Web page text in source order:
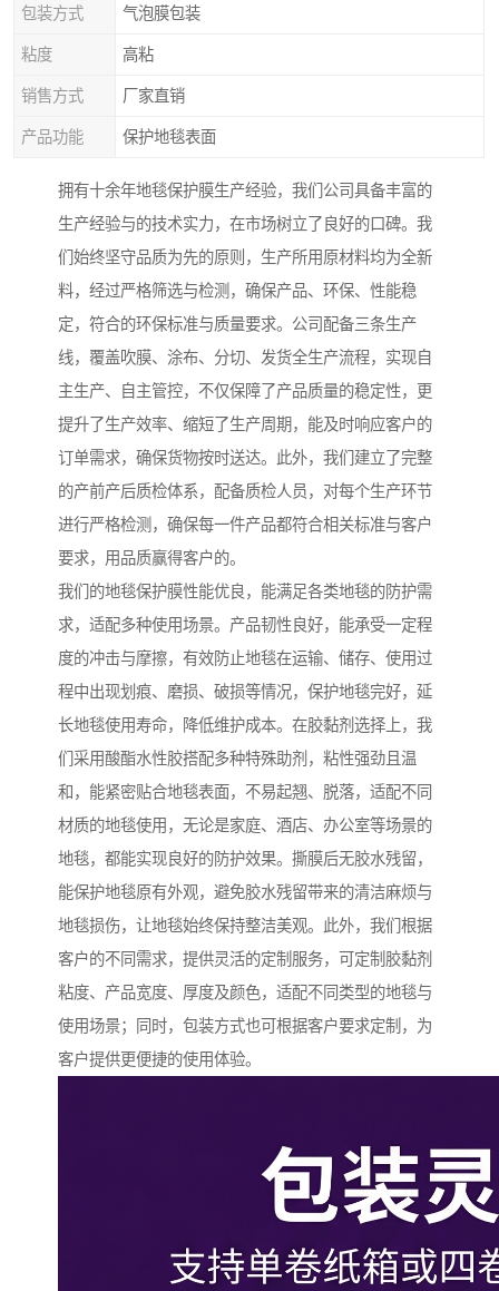
包装方式 气泡膜包装
粘度 高粘
销售方式 厂家直销
产品功能 保护地毯表面
拥有十余年地毯保护膜生产经验，我们公司具备丰富的
生产经验与的技术实力，在市场树立了良好的口碑。我
们始终坚守品质为先的原则，生产所用原材料均为全新
料，经过严格筛选与检测，确保产品、环保、性能稳
定，符合的环保标准与质量要求。公司配备三条生产
线，覆盖吹膜、涂布、分切、发货全生产流程，实现自
主生产、自主管控，不仅保障了产品质量的稳定性，更
提升了生产效率、缩短了生产周期，能及时响应客户的
订单需求，确保货物按时送达。此外，我们建立了完整
的产前产后质检体系，配备质检人员，对每个生产环节
进行严格检测，确保每一件产品都符合相关标准与客户
要求，用品质赢得客户的。
我们的地毯保护膜性能优良，能满足各类地毯的防护需
求，适配多种使用场景。产品韧性良好，能承受一定程
度的冲击与摩擦，有效防止地毯在运输、储存、使用过
程中出现划痕、磨损、破损等情况，保护地毯完好，延
长地毯使用寿命，降低维护成本。在胶黏剂选择上，我
们采用酸酯水性胶搭配多种特殊助剂，粘性强劲且温
和，能紧密贴合地毯表面，不易起翘、脱落，适配不同
材质的地毯使用，无论是家庭、酒店、办公室等场景的
地毯，都能实现良好的防护效果。撕膜后无胶水残留，
能保护地毯原有外观，避免胶水残留带来的清洁麻烦与
地毯损伤，让地毯始终保持整洁美观。此外，我们根据
客户的不同需求，提供灵活的定制服务，可定制胶黏剂
粘度、产品宽度、厚度及颜色，适配不同类型的地毯与
使用场景；同时，包装方式也可根据客户要求定制，为
客户提供更便捷的使用体验。